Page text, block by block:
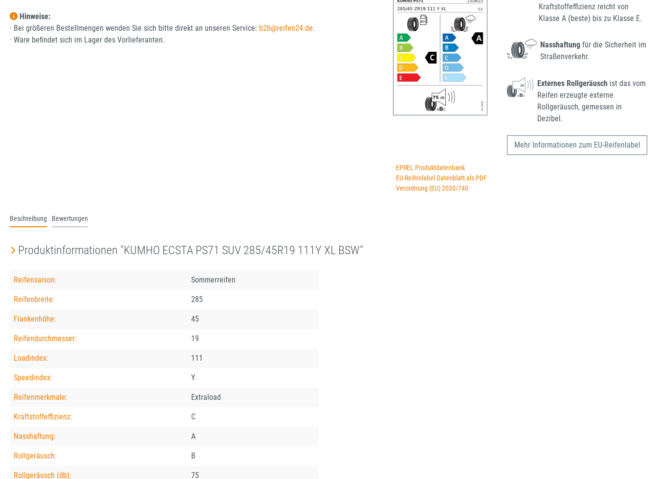
Hinweise:
· Bei größeren Bestellmengen wenden Sie sich bitte direkt an unseren Service: b2b@reifen24.de.
· Ware befindet sich im Lager des Vorlieferanten.
Kraftstoffeffizienz reicht von
Klasse A (beste) bis zu Klasse E.
Nasshaftung für die Sicherheit im
Straßenverkehr.
Externes Rollgeräusch ist das vom
Reifen erzeugte externe
Rollgeräusch, gemessen in
Dezibel.
Mehr Informationen zum EU-Reifenlabel
· EPREL Produktdatenbank
· EU-Reifenlabel Datenblatt als PDF
· Verordnung (EU) 2020/740
Beschreibung Bewertungen
Produktinformationen "KUMHO ECSTA PS71 SUV 285/45R19 111Y XL BSW"
Reifensaison: Sommerreifen
Reifenbreite: 285
Flankenhöhe: 45
Reifendurchmesser: 19
Loadindex: 111
Speedindex: Y
Reifenmerkmale: Extraload
Kraftstoffeffizienz: C
Nasshaftung: A
Rollgeräusch: B
Rollgeräusch (db): 75